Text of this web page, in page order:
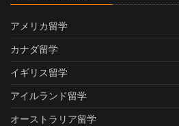
アメリカ留学
カナダ留学
イギリス留学
アイルランド留学
オーストラリア留学